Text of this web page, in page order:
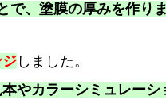
で、塗膜の厚みを作り
しました。
やカラーシミュレーシ